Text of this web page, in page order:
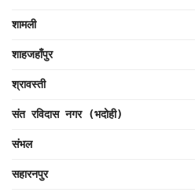
शामली
शाहजहाँपुर
श्रावस्ती
संत रविदास नगर (भदोही)
संभल
सहारनपुर